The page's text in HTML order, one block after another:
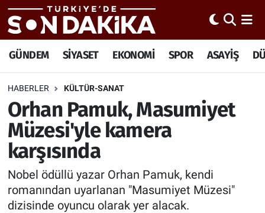
GÜNDEM SİYASET EKONOMİ SPOR ASAYİŞ
HABERLER KÜLTÜR-SANAT
Orhan Pamuk, Masumiyet
Müzesi'yle kamera
karşısında
Nobel ödüllü yazar Orhan Pamuk, kendi
romanından uyarlanan "Masumiyet Müzesi"
dizisinde oyuncu olarak yer alacak.
Trafik Durumu
Süper Lig Puan Durumu ve Fikstür
Tüm Manşetler
Son Dakika Haberleri
Haber Arşivi